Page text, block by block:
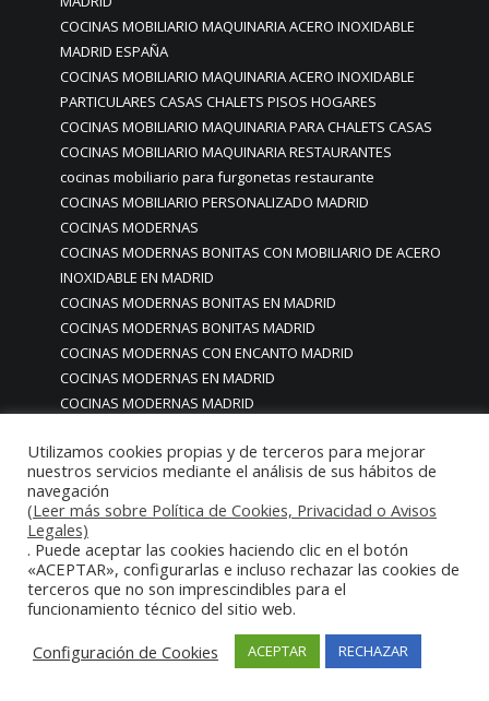
COCINAS MOBILIARIO MAQUINARIA ACERO INOXIDABLE
MADRID ESPAÑA
COCINAS MOBILIARIO MAQUINARIA ACERO INOXIDABLE
PARTICULARES CASAS CHALETS PISOS HOGARES
COCINAS MOBILIARIO MAQUINARIA PARA CHALETS CASAS
COCINAS MOBILIARIO MAQUINARIA RESTAURANTES
cocinas mobiliario para furgonetas restaurante
COCINAS MOBILIARIO PERSONALIZADO MADRID
COCINAS MODERNAS
COCINAS MODERNAS BONITAS CON MOBILIARIO DE ACERO
INOXIDABLE EN MADRID
COCINAS MODERNAS BONITAS EN MADRID
COCINAS MODERNAS BONITAS MADRID
COCINAS MODERNAS CON ENCANTO MADRID
COCINAS MODERNAS EN MADRID
COCINAS MODERNAS MADRID
COCINAS MODERNAS ÚNICAS EN MADRID
COCINAS MODULARES CON SISTEMA MONOBLOCK PARA
HOSTELERIA HORECA
COCINAS MODULARES CON SISTEMA MONOBLOCK PARA
HOSTELERIA HORECA RESTAURANTES BARES HOTELES
COCINAS MODULARES CON SISTEMA MONOBLOCK PARA
HOSTELERIA HORECA RESTAURANTES BARES HOTELES
Cocinas modulares industriales
Utilizamos cookies propias y de terceros para mejorar
nuestros servicios mediante el análisis de sus hábitos de
navegación
(Leer más sobre Política de Cookies, Privacidad o Avisos
Legales)
. Puede aceptar las cookies haciendo clic en el botón
«ACEPTAR», configurarlas e incluso rechazar las cookies de
terceros que no son imprescindibles para el
funcionamiento técnico del sitio web.
Configuración de Cookies
ACEPTAR RECHAZAR